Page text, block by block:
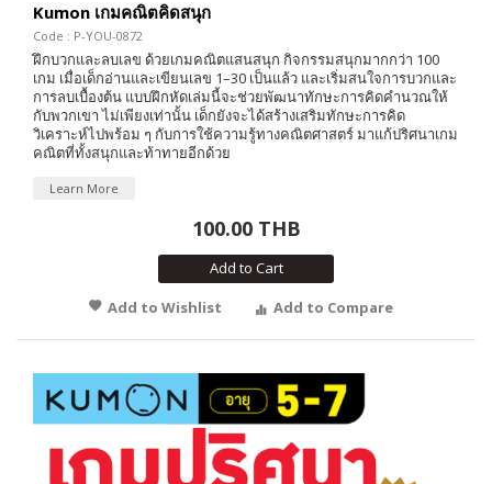
Kumon เกมคณิตคิดสนุก
Code : P-YOU-0872
ฝึกบวกและลบเลข ด้วยเกมคณิตแสนสนุก กิจกรรมสนุกมากกว่า 100
เกม เมื่อเด็กอ่านและเขียนเลข 1–30 เป็นแล้ว และเริ่มสนใจการบวกและ
การลบเบื้องต้น แบบฝึกหัดเล่มนี้จะช่วยพัฒนาทักษะการคิดคำนวณให้
กับพวกเขา ไม่เพียงเท่านั้น เด็กยังจะได้สร้างเสริมทักษะการคิด
วิเคราะห์ไปพร้อม ๆ กับการใช้ความรู้ทางคณิตศาสตร์ มาแก้ปริศนาเกม
คณิตที่ทั้งสนุกและท้าทายอีกด้วย
Learn More
100.00 THB
Add to Cart
Add to Wishlist
Add to Compare